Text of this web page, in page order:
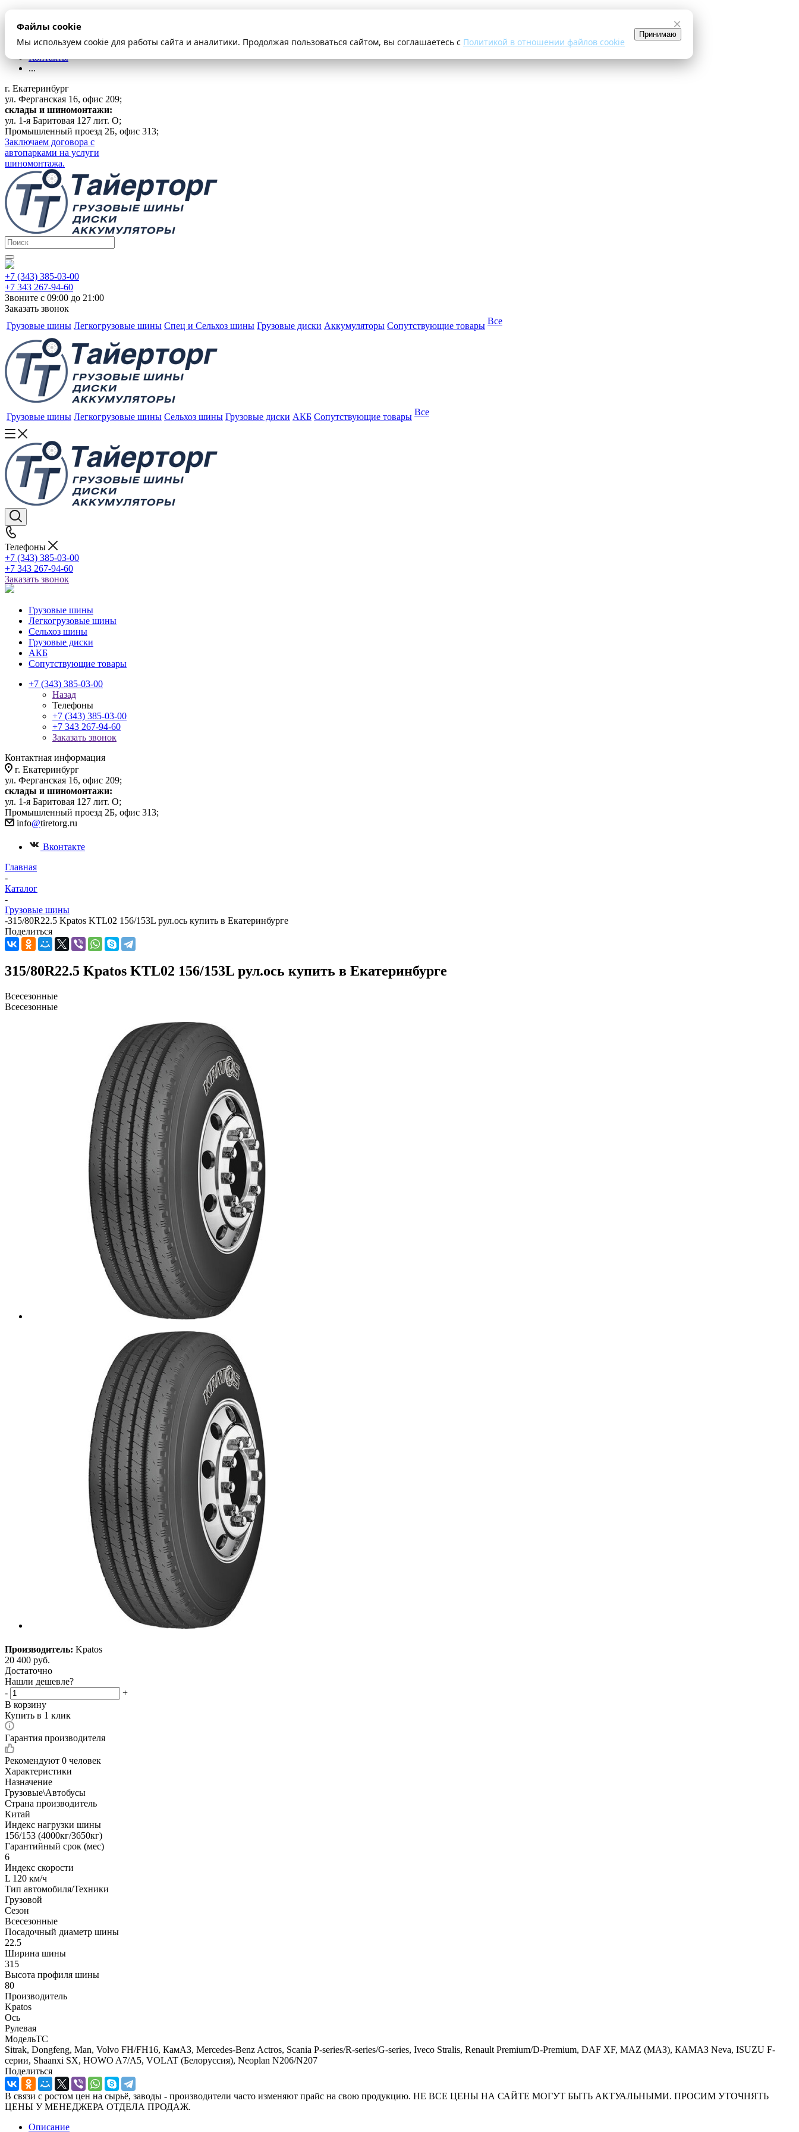
×
Файлы cookie
Мы используем cookie для работы сайта и аналитики. Продолжая пользоваться сайтом, вы соглашаетесь с Политикой в отношении файлов cookie
Принимаю
Оплата и доставка
Шиномонтаж
Контакты
...
г. Екатеринбург
ул. Ферганская 16, офис 209;
склады и шиномонтажи:
ул. 1-я Баритовая 127 лит. О;
Промышленный проезд 2Б, офис 313;
Заключаем договора с
автопарками на услуги
шиномонтажа.
+7 (343) 385-03-00
+7 343 267-94-60
Звоните с 09:00 до 21:00
Заказать звонок
Грузовые шины Легкогрузовые шины Спец и Сельхоз шины Грузовые диски Аккумуляторы Сопутствующие товары Все
Грузовые шины Легкогрузовые шины Сельхоз шины Грузовые диски АКБ Сопутствующие товары Все
Телефоны
+7 (343) 385-03-00
+7 343 267-94-60
Заказать звонок
Грузовые шины
Легкогрузовые шины
Сельхоз шины
Грузовые диски
АКБ
Сопутствующие товары
+7 (343) 385-03-00
Назад
Телефоны
+7 (343) 385-03-00
+7 343 267-94-60
Заказать звонок
Контактная информация
г. Екатеринбург
ул. Ферганская 16, офис 209;
склады и шиномонтажи:
ул. 1-я Баритовая 127 лит. О;
Промышленный проезд 2Б, офис 313;
info@tiretorg.ru
Вконтакте
Главная
-
Каталог
-
Грузовые шины
-315/80R22.5 Kpatos KTL02 156/153L рул.ось купить в Екатеринбурге
Поделиться
315/80R22.5 Kpatos KTL02 156/153L рул.ось купить в Екатеринбурге
Всесезонные
Всесезонные
Производитель: Kpatos
20 400 руб.
Достаточно
Нашли дешевле?
-
+
В корзину
Купить в 1 клик
Гарантия производителя
Рекомендуют 0 человек
Характеристики
Назначение
Грузовые\Автобусы
Страна производитель
Китай
Индекс нагрузки шины
156/153 (4000кг/3650кг)
Гарантийный срок (мес)
6
Индекс скорости
L 120 км/ч
Тип автомобиля/Техники
Грузовой
Сезон
Всесезонные
Посадочный диаметр шины
22.5
Ширина шины
315
Высота профиля шины
80
Производитель
Kpatos
Ось
Рулевая
МодельТС
Sitrak, Dongfeng, Man, Volvo FH/FH16, КамАЗ, Mercedes-Benz Actros, Scania P-series/R-series/G-series, Iveco Stralis, Renault Premium/D-Premium, DAF XF, MAZ (МАЗ), КАМАЗ Neva, ISUZU F-
серии, Shaanxi SX, HOWO A7/A5, VOLAT (Белоруссия), Neoplan N206/N207
Поделиться
В связи с ростом цен на сырьё, заводы - производители часто изменяют прайс на свою продукцию. НЕ ВСЕ ЦЕНЫ НА САЙТЕ МОГУТ БЫТЬ АКТУАЛЬНЫМИ. ПРОСИМ УТОЧНЯТЬ
ЦЕНЫ У МЕНЕДЖЕРА ОТДЕЛА ПРОДАЖ.
Описание